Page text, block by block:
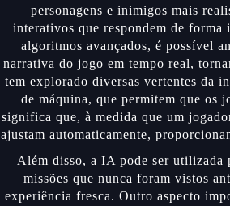
personagens e inimigos mais
interativos que respondem de forma
algoritmos avançados, é possível
narrativa do jogo em tempo real,
tem explorado diversas vertentes da
de máquina, que permitem que os
significa que, à medida que um
ajustam automaticamente,
Além disso, a IA pode ser utilizada
missões que nunca foram vistos
experiência fresca. Outro aspecto